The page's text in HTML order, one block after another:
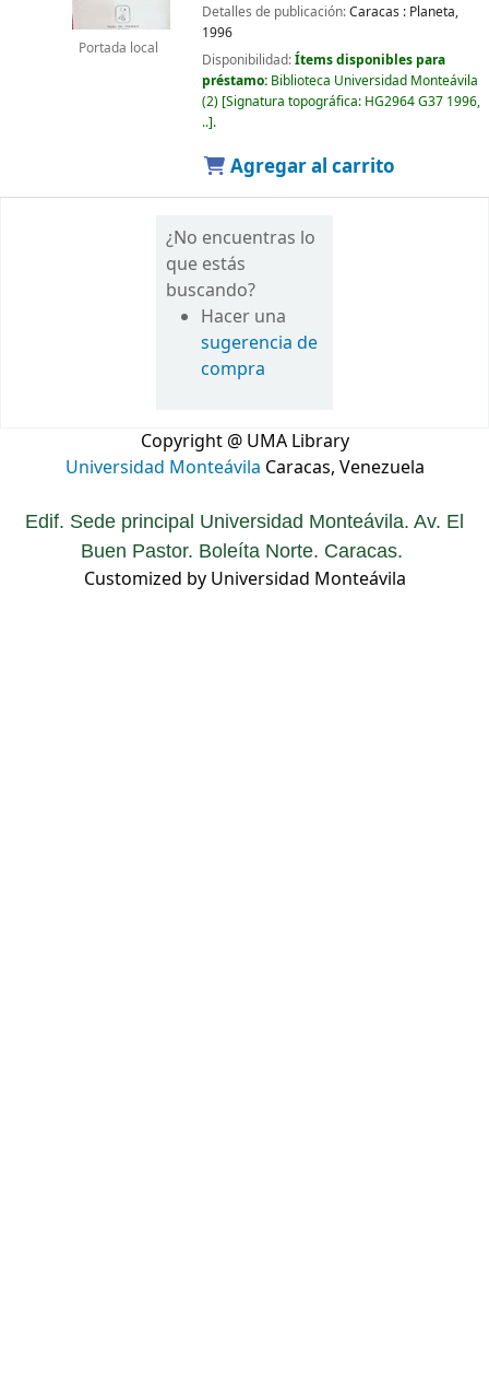
Portada local
Detalles de publicación:Caracas : Planeta,
1996
Disponibilidad:Ítems disponibles para
préstamo: Biblioteca Universidad Monteávila
(2) Signatura topográfica: HG2964 G37 1996,
.. .
Agregar al carrito
¿No encuentras lo
que estás
buscando?
Hacer una
sugerencia de
compra
Copyright @ UMA Library
Universidad Monteávila Caracas, Venezuela
Edif. Sede principal Universidad Monteávila. Av. El
Buen Pastor. Boleíta Norte. Caracas.
Customized by Universidad Monteávila